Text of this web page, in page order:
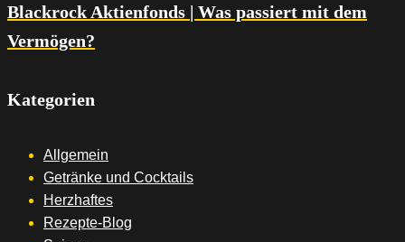
Blackrock Aktienfonds | Was passiert mit dem
Vermögen?
Kategorien
Allgemein
Getränke und Cocktails
Herzhaftes
Rezepte-Blog